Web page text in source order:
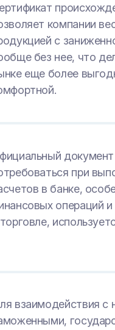
компании
с
без нее, что
еще более
при
в банке,
операций
взаимодействия с